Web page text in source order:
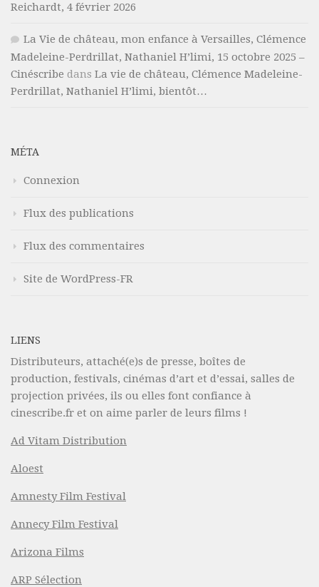
Reichardt, 4 février 2026
La Vie de château, mon enfance à Versailles, Clémence
Madeleine-Perdrillat, Nathaniel H’limi, 15 octobre 2025 –
Cinéscribe dans La vie de château, Clémence Madeleine-
Perdrillat, Nathaniel H’limi, bientôt…
MÉTA
Connexion
Flux des publications
Flux des commentaires
Site de WordPress-FR
LIENS
Distributeurs, attaché(e)s de presse, boîtes de
production, festivals, cinémas d’art et d’essai, salles de
projection privées, ils ou elles font confiance à
cinescribe.fr et on aime parler de leurs films !
Ad Vitam Distribution
Aloest
Amnesty Film Festival
Annecy Film Festival
Arizona Films
ARP Sélection